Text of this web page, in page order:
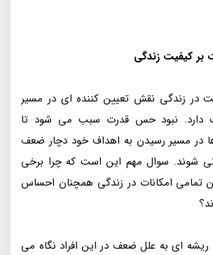
بر کیفیت زندگی
در زندگی نقش تعیین کننده ای در مسیر
دارد. نبود حس قدرت سبب می شود تا
در مسیر رسیدن به اهداف خود دچار ضعف
شوند. سوال مهم این است که چرا برخی
تمامی امکانات در زندگی همچنان احساس
ای به علل ضعف در این افراد نگاه می